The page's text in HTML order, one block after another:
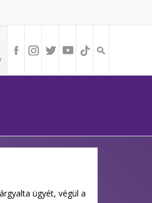
ügyét, végül a